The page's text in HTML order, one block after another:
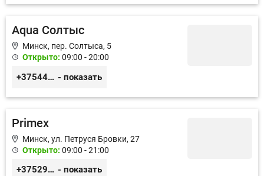
Aqua Солтыс
Минск, пер. Солтыса, 5
Открыто: 09:00 - 20:00
+375444637686 - показать
Primex
Минск, ул. Петруся Бровки, 27
Открыто: 09:00 - 21:00
+375296585701 - показать